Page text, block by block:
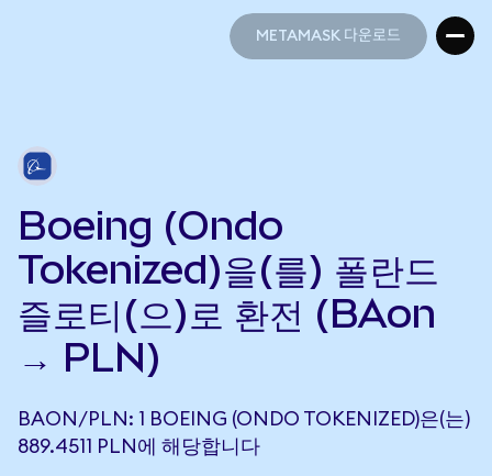
METAMASK 다운로드
Boeing (Ondo
Tokenized)을(를) 폴란드
즐로티(으)로 환전 (BAon
→ PLN)
BAON/PLN: 1 BOEING (ONDO TOKENIZED)은(는)
889.4511 PLN에 해당합니다